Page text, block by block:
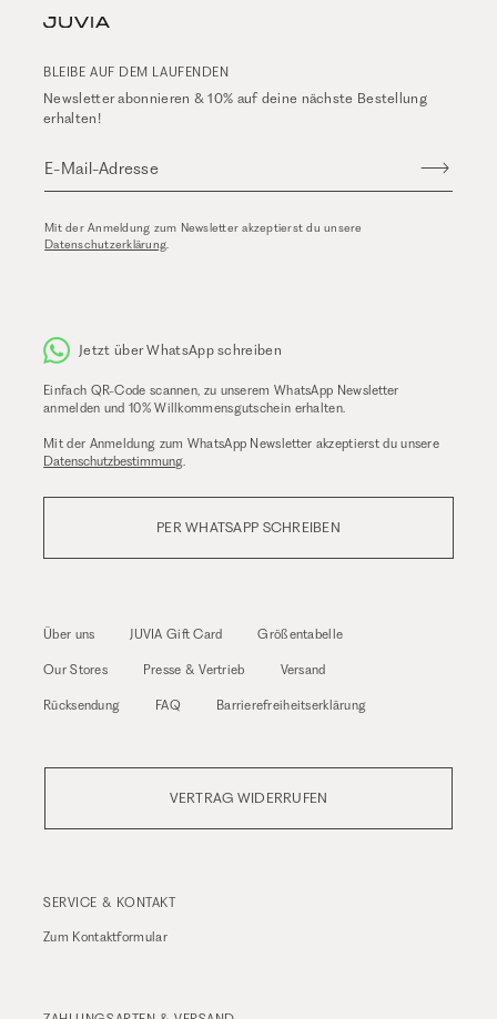
BLEIBE AUF DEM LAUFENDEN
Newsletter abonnieren & 10% auf deine nächste Bestellung
erhalten!
E-Mail-Adresse
Mit der Anmeldung zum Newsletter akzeptierst du unsere
Datenschutzerklärung.
Jetzt über WhatsApp schreiben
Einfach QR-Code scannen, zu unserem WhatsApp Newsletter
anmelden und 10% Willkommensgutschein erhalten.
Mit der Anmeldung zum WhatsApp Newsletter akzeptierst du unsere
Datenschutzbestimmung.
PER WHATSAPP SCHREIBEN
Über uns JUVIA Gift Card Größentabelle
Our Stores Presse & Vertrieb Versand
Rücksendung FAQ Barrierefreiheitserklärung
VERTRAG WIDERRUFEN
SERVICE & KONTAKT
Zum Kontaktformular